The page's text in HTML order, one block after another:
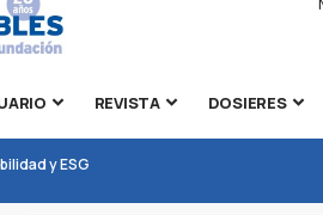
REVISTA DOSIERES
y ESG